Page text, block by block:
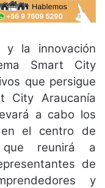
y la innovación
Smart City
que persigue
City Araucanía
a cabo los
el centro de
que reunirá a
de
y